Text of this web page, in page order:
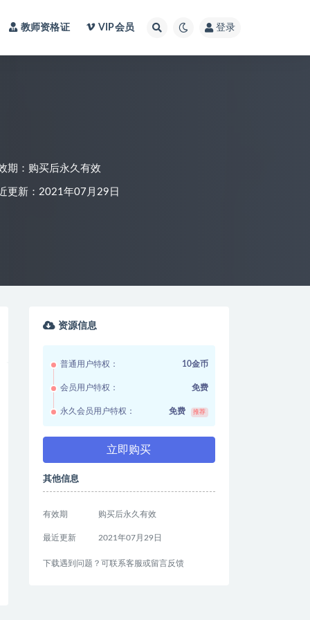
教师资格证 VIP会员 登录
期：购买后永久有效
更新：2021年07月29日
资源信息
普通用户特权： 10金币
会员用户特权： 免费
永久会员用户特权： 免费 推荐
立即购买
其他信息
有效期 购买后永久有效
最近更新 2021年07月29日
下载遇到问题？可联系客服或留言反馈